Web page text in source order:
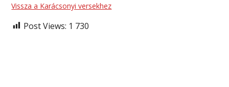
Vissza a Karácsonyi versekhez
Post Views: 1 730